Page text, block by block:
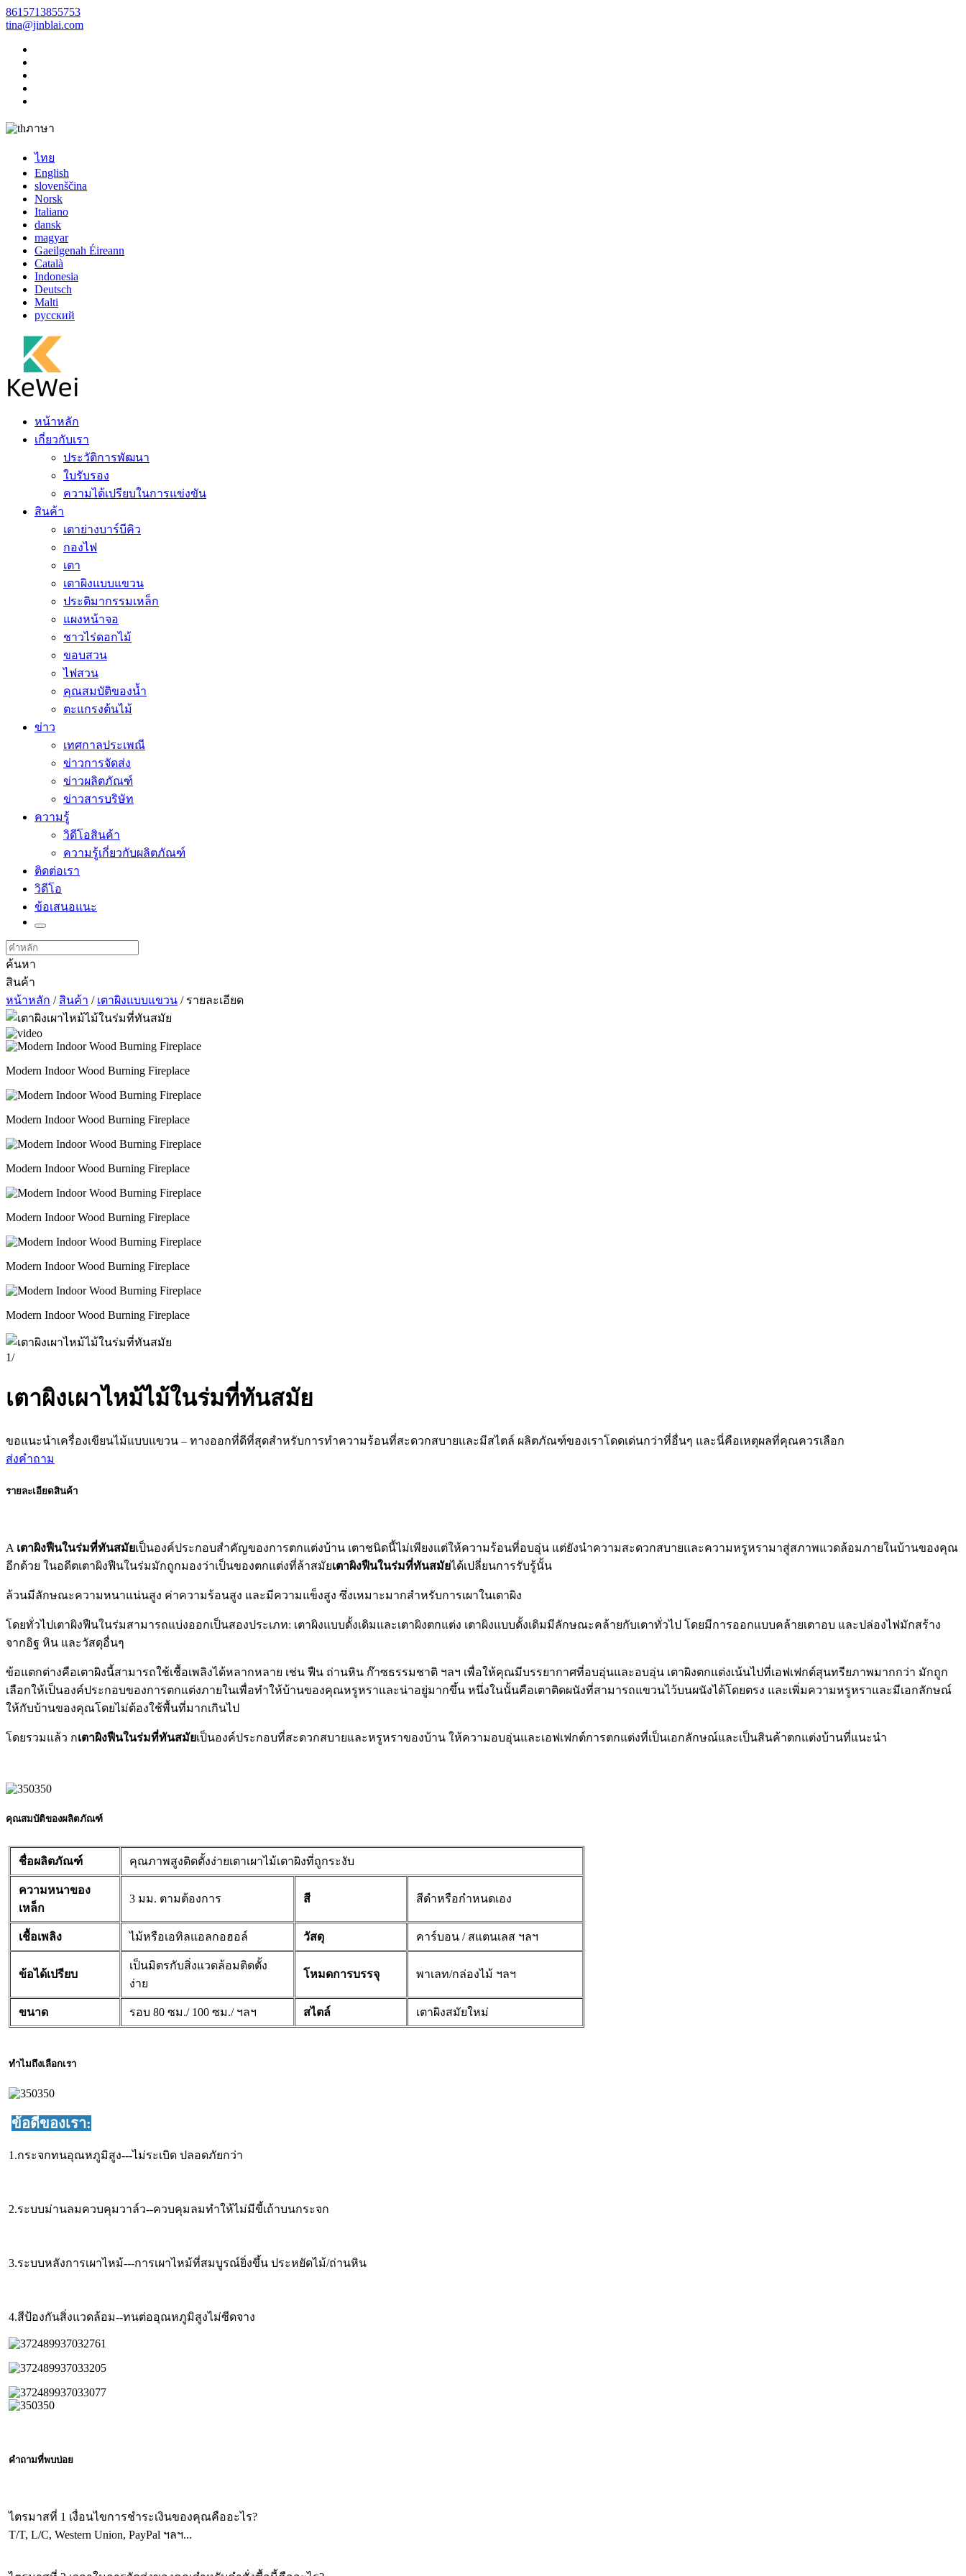
8615713855753
tina@jinblai.com
ภาษา
ไทย
English
slovenščina
Norsk
Italiano
dansk
magyar
Gaeilgenah Éireann
Català
Indonesia
Deutsch
Malti
русский
หน้าหลัก
เกี่ยวกับเรา
ประวัติการพัฒนา
ใบรับรอง
ความได้เปรียบในการแข่งขัน
สินค้า
เตาย่างบาร์บีคิว
กองไฟ
เตา
เตาผิงแบบแขวน
ประติมากรรมเหล็ก
แผงหน้าจอ
ชาวไร่ดอกไม้
ขอบสวน
ไฟสวน
คุณสมบัติของน้ำ
ตะแกรงต้นไม้
ข่าว
เทศกาลประเพณี
ข่าวการจัดส่ง
ข่าวผลิตภัณฑ์
ข่าวสารบริษัท
ความรู้
วิดีโอสินค้า
ความรู้เกี่ยวกับผลิตภัณฑ์
ติดต่อเรา
วิดีโอ
ข้อเสนอแนะ
ค้นหา
สินค้า
หน้าหลัก / สินค้า / เตาผิงแบบแขวน / รายละเอียด
Modern Indoor Wood Burning Fireplace
Modern Indoor Wood Burning Fireplace
Modern Indoor Wood Burning Fireplace
Modern Indoor Wood Burning Fireplace
Modern Indoor Wood Burning Fireplace
Modern Indoor Wood Burning Fireplace
1/
เตาผิงเผาไหม้ไม้ในร่มที่ทันสมัย
ขอแนะนำเครื่องเขียนไม้แบบแขวน – ทางออกที่ดีที่สุดสำหรับการทำความร้อนที่สะดวกสบายและมีสไตล์ ผลิตภัณฑ์ของเราโดดเด่นกว่าที่อื่นๆ และนี่คือเหตุผลที่คุณควรเลือก
ส่งคำถาม
รายละเอียดสินค้า
A เตาผิงฟืนในร่มที่ทันสมัยเป็นองค์ประกอบสำคัญของการตกแต่งบ้าน เตาชนิดนี้ไม่เพียงแต่ให้ความร้อนที่อบอุ่น แต่ยังนำความสะดวกสบายและความหรูหรามาสู่สภาพแวดล้อมภายในบ้านของคุณ
อีกด้วย ในอดีตเตาผิงฟืนในร่มมักถูกมองว่าเป็นของตกแต่งที่ล้าสมัยเตาผิงฟืนในร่มที่ทันสมัยได้เปลี่ยนการรับรู้นั้น
ล้วนมีลักษณะความหนาแน่นสูง ค่าความร้อนสูง และมีความแข็งสูง ซึ่งเหมาะมากสำหรับการเผาในเตาผิง
โดยทั่วไปเตาผิงฟืนในร่มสามารถแบ่งออกเป็นสองประเภท: เตาผิงแบบดั้งเดิมและเตาผิงตกแต่ง เตาผิงแบบดั้งเดิมมีลักษณะคล้ายกับเตาทั่วไป โดยมีการออกแบบคล้ายเตาอบ และปล่องไฟมักสร้าง
จากอิฐ หิน และวัสดุอื่นๆ
ข้อแตกต่างคือเตาผิงนี้สามารถใช้เชื้อเพลิงได้หลากหลาย เช่น ฟืน ถ่านหิน ก๊าซธรรมชาติ ฯลฯ เพื่อให้คุณมีบรรยากาศที่อบอุ่นและอบอุ่น เตาผิงตกแต่งเน้นไปที่เอฟเฟกต์สุนทรียภาพมากกว่า มักถูก
เลือกให้เป็นองค์ประกอบของการตกแต่งภายในเพื่อทำให้บ้านของคุณหรูหราและน่าอยู่มากขึ้น หนึ่งในนั้นคือเตาติดผนังที่สามารถแขวนไว้บนผนังได้โดยตรง และเพิ่มความหรูหราและมีเอกลักษณ์
ให้กับบ้านของคุณโดยไม่ต้องใช้พื้นที่มากเกินไป
โดยรวมแล้ว กเตาผิงฟืนในร่มที่ทันสมัยเป็นองค์ประกอบที่สะดวกสบายและหรูหราของบ้าน ให้ความอบอุ่นและเอฟเฟกต์การตกแต่งที่เป็นเอกลักษณ์และเป็นสินค้าตกแต่งบ้านที่แนะนำ
คุณสมบัติของผลิตภัณฑ์
ชื่อผลิตภัณฑ์ คุณภาพสูงติดตั้งง่ายเตาเผาไม้เตาผิงที่ถูกระงับ
ความหนาของ
เหล็ก
3 มม. ตามต้องการ สี สีดำหรือกำหนดเอง
เชื้อเพลิง ไม้หรือเอทิลแอลกอฮอล์ วัสดุ คาร์บอน / สแตนเลส ฯลฯ
ข้อได้เปรียบ
เป็นมิตรกับสิ่งแวดล้อมติดตั้ง
ง่าย
โหมดการบรรจุ พาเลท/กล่องไม้ ฯลฯ
ขนาด รอบ 80 ซม./ 100 ซม./ ฯลฯ สไตล์ เตาผิงสมัยใหม่
ทำไมถึงเลือกเรา
ข้อดีของเรา:
1.กระจกทนอุณหภูมิสูง---ไม่ระเบิด ปลอดภัยกว่า
2.ระบบม่านลมควบคุมวาล์ว--ควบคุมลมทำให้ไม่มีขี้เถ้าบนกระจก
3.ระบบหลังการเผาไหม้---การเผาไหม้ที่สมบูรณ์ยิ่งขึ้น ประหยัดไม้/ถ่านหิน
4.สีป้องกันสิ่งแวดล้อม--ทนต่ออุณหภูมิสูงไม่ซีดจาง
คำถามที่พบบ่อย
ไตรมาสที่ 1 เงื่อนไขการชำระเงินของคุณคืออะไร?
T/T, L/C, Western Union, PayPal ฯลฯ...